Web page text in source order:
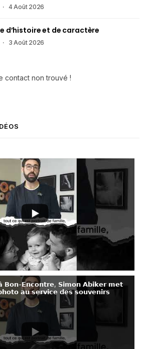
4 Août 2026
d’histoire et de caractère
3 Août 2026
contact non trouvé !
𝗕𝗼𝗻-𝗘𝗻𝗰𝗼𝗻𝘁𝗿𝗲, 𝗦𝗶𝗺𝗼𝗻 𝗔𝗯𝗶𝗸𝗲𝗿 𝗺𝗲𝘁
𝗮𝘂 𝘀𝗲𝗿𝘃𝗶𝗰𝗲 𝗱𝗲𝘀 𝘀𝗼𝘂𝘃𝗲𝗻𝗶𝗿𝘀